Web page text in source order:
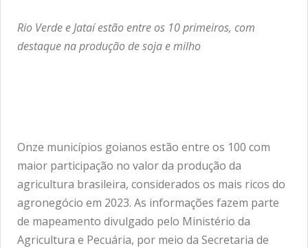
Rio Verde e Jataí estão entre os 10 primeiros, com
destaque na produção de soja e milho
Onze municípios goianos estão entre os 100 com
maior participação no valor da produção da
agricultura brasileira, considerados os mais ricos do
agronegócio em 2023. As informações fazem parte
de mapeamento divulgado pelo Ministério da
Agricultura e Pecuária, por meio da Secretaria de